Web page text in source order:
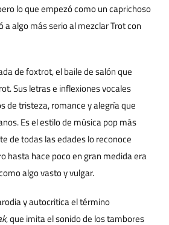
lo que empezó como un caprichoso
a algo más serio al mezclar Trot con
de foxtrot, el baile de salón que
Sus letras e inflexiones vocales
de tristeza, romance y alegría que
Es el estilo de música pop más
de todas las edades lo reconoce
hasta hace poco en gran medida era
algo vasto y vulgar.
y autocritica el término
, que imita el sonido de los tambores